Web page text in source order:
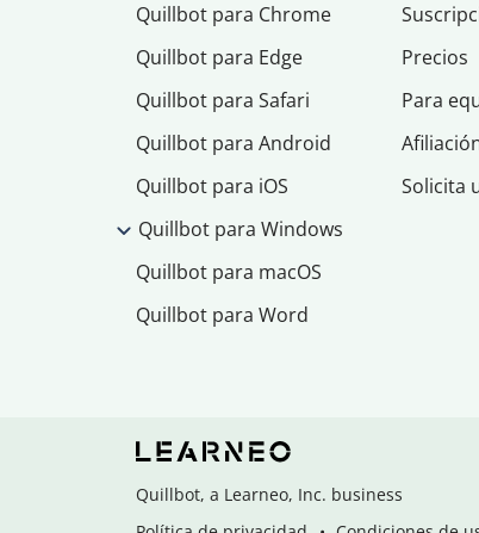
Quillbot para Chrome
Quillbot para Edge
Quillbot para Safari
Quillbot para Android
Quillbot para iOS
Quillbot para Windows
Quillbot para macOS
Quillbot para Word
Precios
Para
Solicita
Quillbot, a Learneo, Inc. business